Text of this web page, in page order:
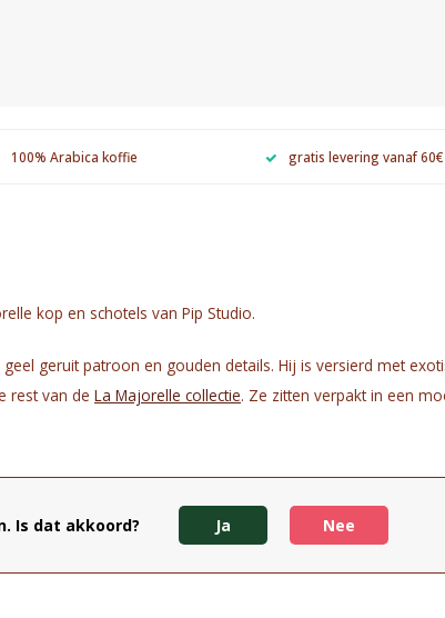
100% Arabica koffie gratis levering vanaf 60€
kop en schotels van Pip Studio.
geruit patroon en gouden details. Hij is versierd met
rest van de La Majorelle collectie. Ze zitten verpakt in een
kleuren en print vervagen, is het aanbevolen om de kop
Is dat akkoord? Ja Nee